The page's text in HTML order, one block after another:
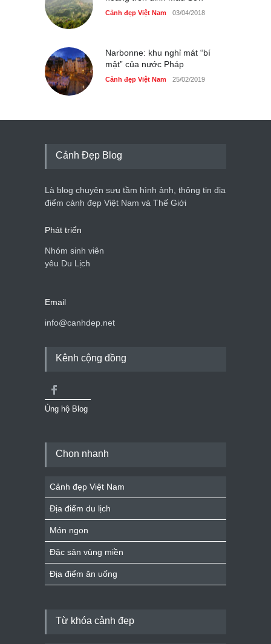
Cảnh đẹp Việt Nam 03/04/2018
Narbonne: khu nghỉ mát “bí
mật” của nước Pháp
Cảnh đẹp Việt Nam 25/02/2019
Cảnh Đẹp Blog
Là blog chuyên sưu tầm hình ảnh, thông tin địa
điểm cảnh đẹp Việt Nam và Thế Giới
Phát triển
Nhóm sinh viên
yêu Du Lịch
Email
info@canhdep.net
Kênh cộng đồng
Ủng hộ Blog
Chọn nhanh
Cảnh đẹp Việt Nam
Địa điểm du lịch
Món ngon
Đặc sản vùng miền
Địa điểm ăn uống
Từ khóa cảnh đẹp